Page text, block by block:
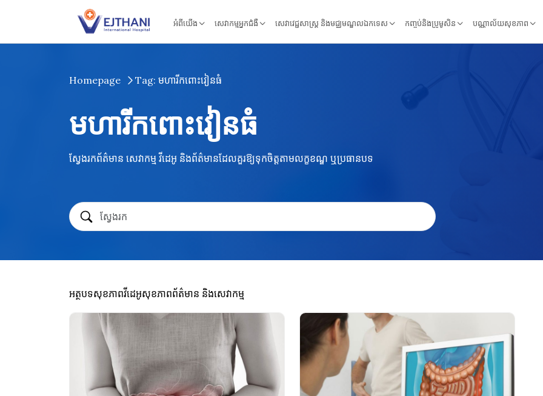
អំពីយើង សេវាកម្មអ្នកជំងឺ សេវាវេជ្ជសាស្ត្រ និងមជ្ឈមណ្ឌលឯកទេស កញ្ចប់និងប្រូមូសិន បណ្ណាល័យសុខភាព
Homepage Tag: មហារីកពោះវៀនធំ
មហារីកពោះវៀនធំ
ស្វែងរកព័ត៌មាន សេវាកម្ម វីដេអូ និងព័ត៌មានដែលគួរឱ្យទុកចិត្តតាមលក្ខខណ្ឌ ឬប្រធានបទ
អត្ថបទសុខភាពវីដេអូសុខភាពព័ត៌មាន និងសេវាកម្ម